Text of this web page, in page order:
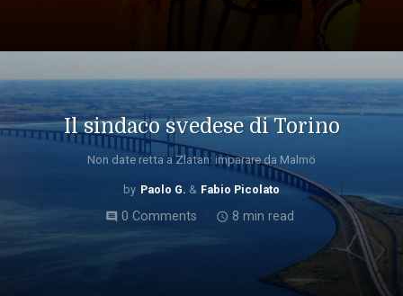
Il sindaco svedese di Torino
Non date retta a Zlatan: imparare da Malmö
Paolo G. Fabio Picolato
comment0 Comments access_time 8 min read